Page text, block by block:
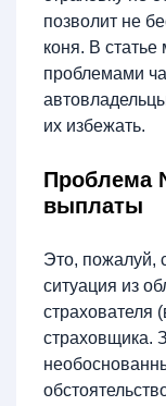
позволит не
коня. В
проблемами
их избежать.
Проблема
выплаты
Это, пожалуй,
ситуация из
страхователя
страховщика.